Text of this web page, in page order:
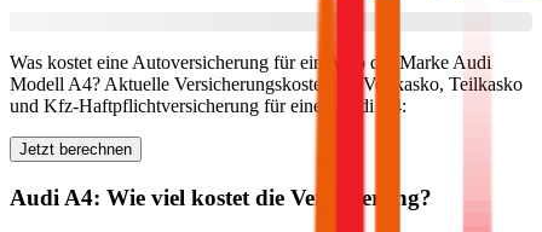
Was kostet eine Autoversicherung für ein Auto der MarkeAudi
ModellA4? Aktuelle Versicherungskosten für Vollkasko, Teilkasko
und Kfz-Haftpflichtversicherung für einen
Audi A4:
Jetzt berechnen
Audi A4: Wie viel kostet die Versicherung?